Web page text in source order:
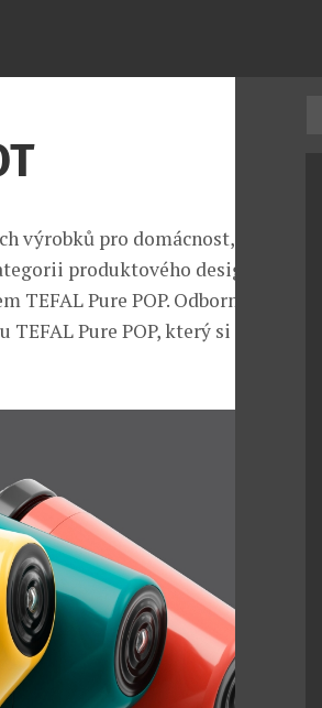
výrobků pro domácnost, získala
produktového designu se
Pure POP. Odborná
Pure POP, který si oblíbila